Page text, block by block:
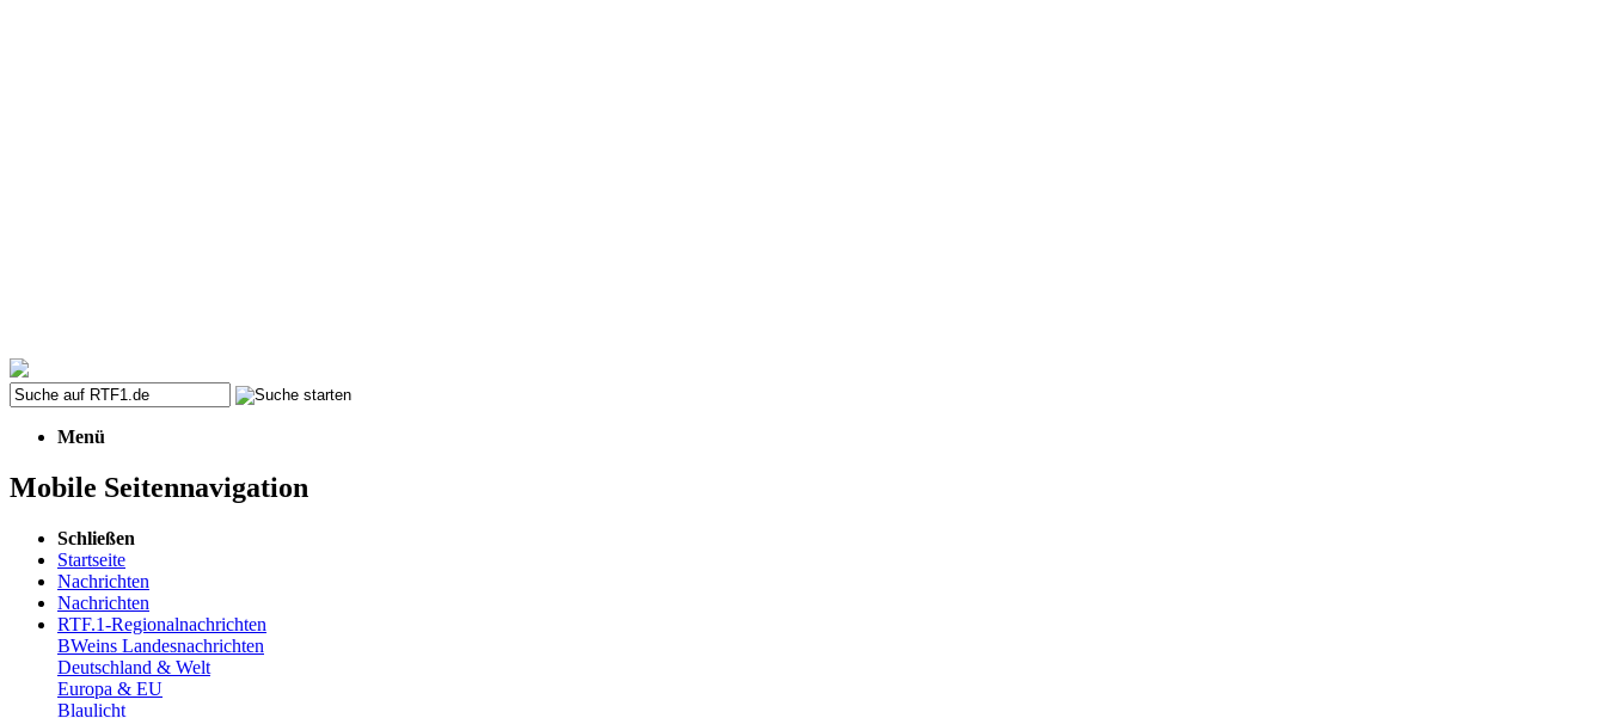
Menü
Mobile Seitennavigation
Schließen
Startseite
Nachrichten
Nachrichten
RTF.1-Regionalnachrichten
BWeins Landesnachrichten
Deutschland & Welt
Europa & EU
Blaulicht